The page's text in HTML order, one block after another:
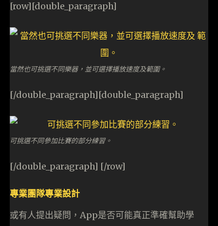
[row][double_paragraph]
當然也可挑選不同樂器，並可選擇播放速度及範圍。
[/double_paragraph][double_paragraph]
可挑選不同參加比賽的部分練習。
[/double_paragraph] [/row]
專業團隊專業設計
或有人提出疑問，App是否可能真正準確幫助學